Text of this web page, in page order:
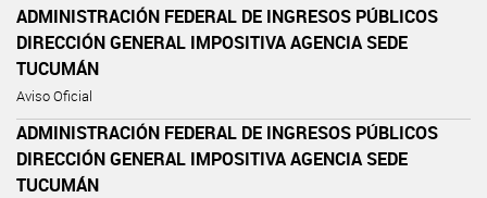
ADMINISTRACIÓN FEDERAL DE INGRESOS PÚBLICOS
DIRECCIÓN GENERAL IMPOSITIVA AGENCIA SEDE
TUCUMÁN
Aviso Oficial
ADMINISTRACIÓN FEDERAL DE INGRESOS PÚBLICOS
DIRECCIÓN GENERAL IMPOSITIVA AGENCIA SEDE
TUCUMÁN